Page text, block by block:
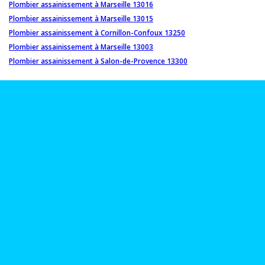
Plombier assainissement à Marseille 13016
Plombier assainissement à Marseille 13015
Plombier assainissement à Cornillon-Confoux 13250
Plombier assainissement à Marseille 13003
Plombier assainissement à Salon-de-Provence 13300